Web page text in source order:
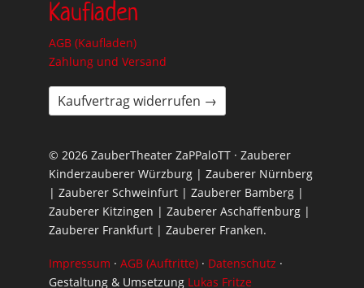
Kaufladen
AGB (Kaufladen)
Zahlung und Versand
Kaufvertrag widerrufen →
© 2026 ZauberTheater ZaPPaloTT · Zauberer
Kinderzauberer Würzburg | Zauberer Nürnberg
| Zauberer Schweinfurt | Zauberer Bamberg |
Zauberer Kitzingen | Zauberer Aschaffenburg |
Zauberer Frankfurt | Zauberer Franken.
Impressum · AGB (Auftritte) · Datenschutz ·
Gestaltung & Umsetzung Lukas Fritze